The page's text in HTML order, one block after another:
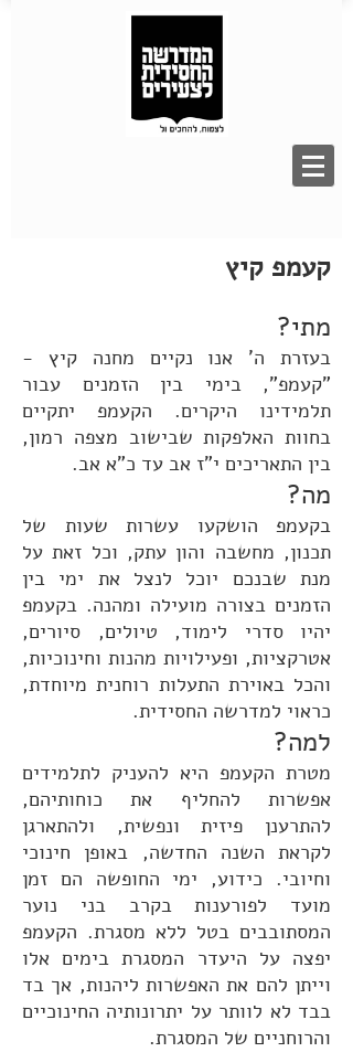
קעמפ קיץ
מתי?
בעזרת ה' אנו נקיים מחנה קיץ -
"קעמפ", בימי בין הזמנים עבור
תלמידינו היקרים. הקעמפ יתקיים
בחוות האלפקות שבישוב מצפה רמון,
בין התאריכים י"ז אב עד כ"א אב.
מה?
בקעמפ הושקעו עשרות שעות של
תכנון, מחשבה והון עתק, וכל זאת על
מנת שבנכם יוכל לנצל את ימי בין
הזמנים בצורה מועילה ומהנה. בקעמפ
יהיו סדרי לימוד, טיולים, סיורים,
אטרקציות, ופעילויות מהנות וחינוכיות,
והכל באוירת התעלות רוחנית מיוחדת,
כראוי למדרשה החסידית.
למה?
מטרת הקעמפ היא להעניק לתלמידים
אפשרות להחליף את כוחותיהם,
להתרענן פיזית ונפשית, ולהתארגן
לקראת השנה החדשה, באופן חינוכי
וחיובי. כידוע, ימי החופשה הם זמן
מועד לפורענות בקרב בני נוער
המסתובבים בטל ללא מסגרת. הקעמפ
יפצה על היעדר המסגרת בימים אלו
וייתן להם את האפשרות ליהנות, אך בד
בבד לא לוותר על יתרונותיה החינוכיים
והרוחניים של המסגרת.